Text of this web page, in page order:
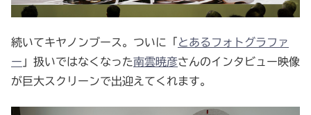
続いてキヤノンブース。ついに「 とあるフォトグラファ
ー 」扱いではなくなった南雲暁彦さんのインタビュー映像
が巨大スクリーンで出迎えてくれます。